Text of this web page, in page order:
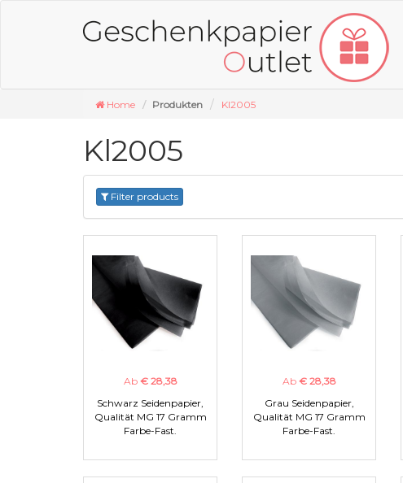
Home Produkten Kl2005
Kl2005
Filter products
Ab € 28,38
Schwarz Seidenpapier,
Qualität MG 17 Gramm
Farbe-Fast.
Ab € 28,38
Grau Seidenpapier,
Qualität MG 17 Gramm
Farbe-Fast.